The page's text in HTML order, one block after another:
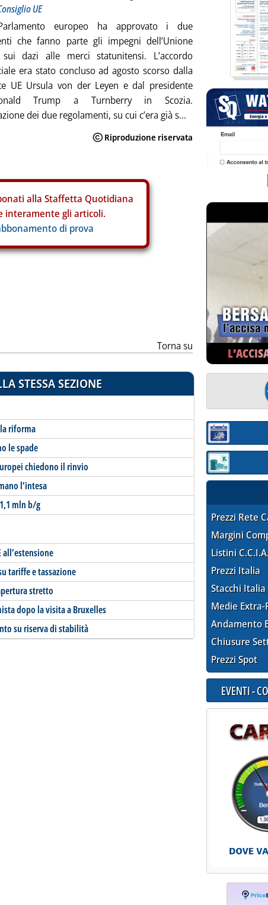
UE
europeo ha approvato i due
che fanno parte gli impegni dell’Unione
sui dazi alle merci statunitensi. L’accordo
era stato concluso ad agosto scorso dalla
UE Ursula von der Leyen e dal presidente
Trump a Turnberry in Scozia.
dei due regolamenti, su cui c’era già s...
alla Staffetta Quotidiana
interamente gli articoli.
di prova
Torna su
STESSA SEZIONE
riforma
le spade
chiedono il rinvio
l’intesa
mln b/g
tariffe e tassazione
stretto
dopo la visita a Bruxelles
su riserva di stabilità
Sezione:
Sezione:
Prezzi Rete
Margini
Listini
Prezzi Italia
Stacchi Italia
Medie Extra-
Andamento
Chiusure
Prezzi Spot
EVENTI -